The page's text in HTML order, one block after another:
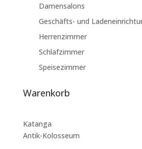
Damensalons
Geschäfts- und
Herrenzimmer
Schlafzimmer
Speisezimmer
Warenkorb
Katanga
Antik-Kolosseum